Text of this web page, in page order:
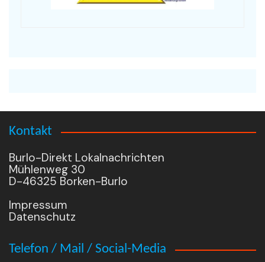
Kontakt
Burlo-Direkt Lokalnachrichten
Mühlenweg 30
D-46325 Borken-Burlo
Impressum
Datenschutz
Telefon / Mail / Social-Media